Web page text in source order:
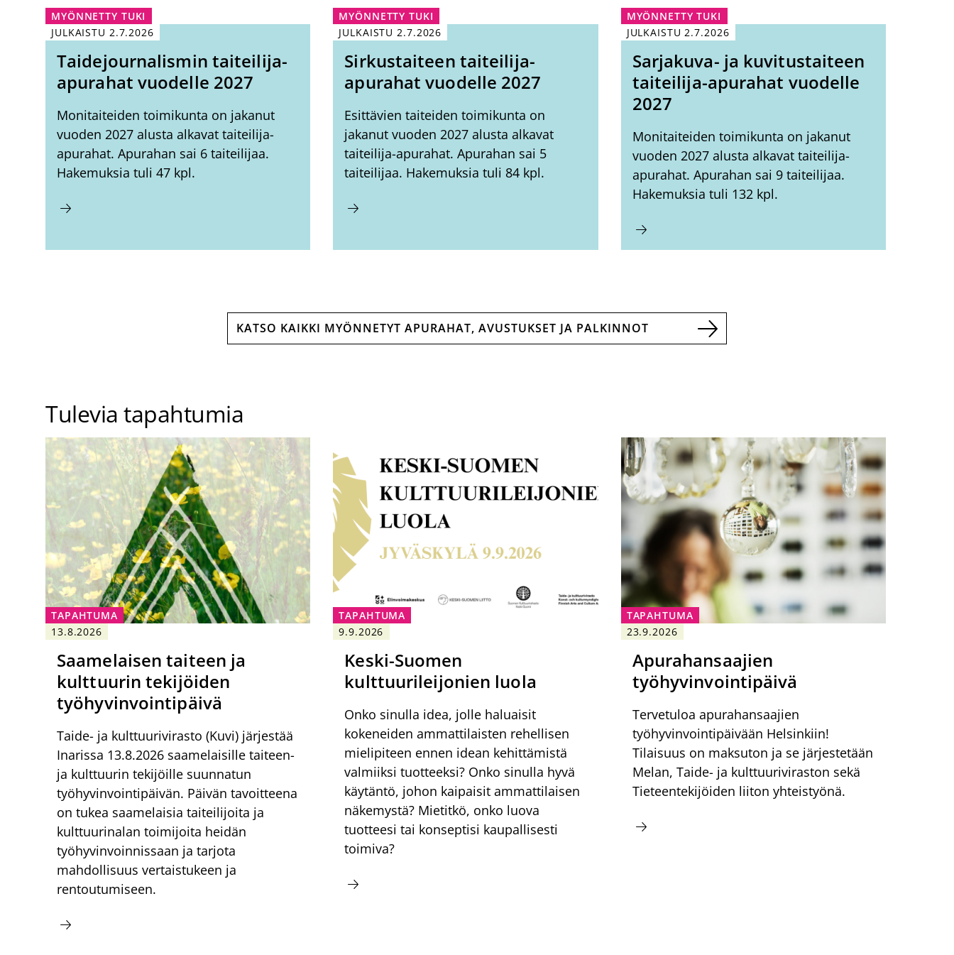
MYÖNNETTY TUKI
JULKAISTU 2.7.2026
Taidejournalismin taiteilija-
apurahat vuodelle 2027
Monitaiteiden toimikunta on jakanut
vuoden 2027 alusta alkavat taiteilija-
apurahat. Apurahan sai 6 taiteilijaa.
Hakemuksia tuli 47 kpl.
MYÖNNETTY TUKI
JULKAISTU2.7.2026
Sirkustaiteen taiteilija-
apurahat vuodelle 2027
Esittävien taiteiden toimikunta on
jakanut vuoden 2027 alusta alkavat
taiteilija-apurahat. Apurahan sai 5
taiteilijaa. Hakemuksia tuli 84 kpl.
MYÖNNETTY TUKI
JULKAISTU2.7.2026
Sarjakuva- ja kuvitustaiteen
taiteilija-apurahat vuodelle
2027
Monitaiteiden toimikunta on jakanut
vuoden 2027 alusta alkavat taiteilija-
apurahat. Apurahan sai 9 taiteilijaa.
Hakemuksia tuli 132 kpl.
KATSO KAIKKI MYÖNNETYT APURAHAT, AVUSTUKSET JA PALKINNOT
Tulevia tapahtumia
TAPAHTUMA
13.8.2026
Saamelaisen taiteen ja
kulttuurin tekijöiden
työhyvinvointipäivä
Taide- ja kulttuurivirasto (Kuvi) järjestää
Inarissa 13.8.2026 saamelaisille taiteen-
ja kulttuurin tekijöille suunnatun
työhyvinvointipäivän. Päivän tavoitteena
on tukea saamelaisia taiteilijoita ja
kulttuurinalan toimijoita heidän
työhyvinvoinnissaan ja tarjota
mahdollisuus vertaistukeen ja
rentoutumiseen.
TAPAHTUMA
9.9.2026
Keski-Suomen
kulttuurileijonien luola
Onko sinulla idea, jolle haluaisit
kokeneiden ammattilaisten rehellisen
mielipiteen ennen idean kehittämistä
valmiiksi tuotteeksi? Onko sinulla hyvä
käytäntö, johon kaipaisit ammattilaisen
näkemystä? Mietitkö, onko luova
tuotteesi tai konseptisi kaupallisesti
toimiva?
TAPAHTUMA
23.9.2026
Apurahansaajien
työhyvinvointipäivä
Tervetuloa apurahansaajien
työhyvinvointipäivään Helsinkiin!
Tilaisuus on maksuton ja se järjestetään
Melan, Taide- ja kulttuuriviraston sekä
Tieteentekijöiden liiton yhteistyönä.